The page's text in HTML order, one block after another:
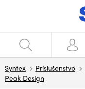
Syntex Príslušenstvo
Peak Design